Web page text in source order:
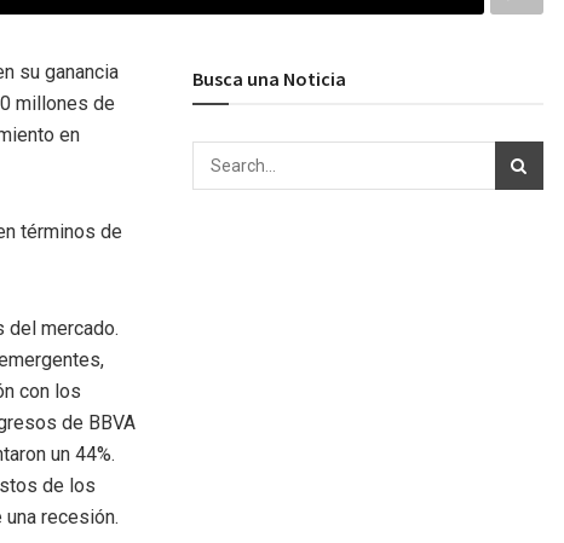
su ganancia
millones de
en
términos de
del mercado.
con los
de BBVA
un 44%.
de los
recesión.
Busca una Noticia